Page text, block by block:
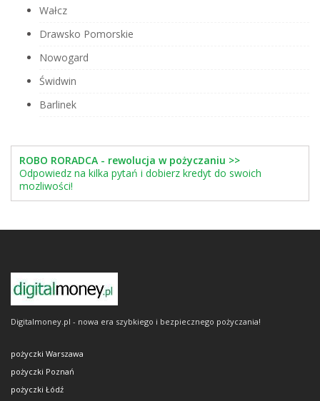
Wałcz
Drawsko Pomorskie
Nowogard
Świdwin
Barlinek
ROBO RORADCA - rewolucja w pożyczaniu >>
Odpowiedz na kilka pytań i dobierz kredyt do swoich
mozliwości!
Digitalmoney.pl - nowa era szybkiego i bezpiecznego pożyczania!
pożyczki Warszawa
pożyczki Poznań
pożyczki Łódź